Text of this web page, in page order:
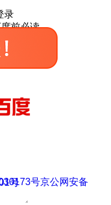
录
前必读
号
号